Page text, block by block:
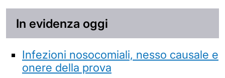
In evidenza oggi
Infezioni nosocomiali, nesso causale e
onere della prova